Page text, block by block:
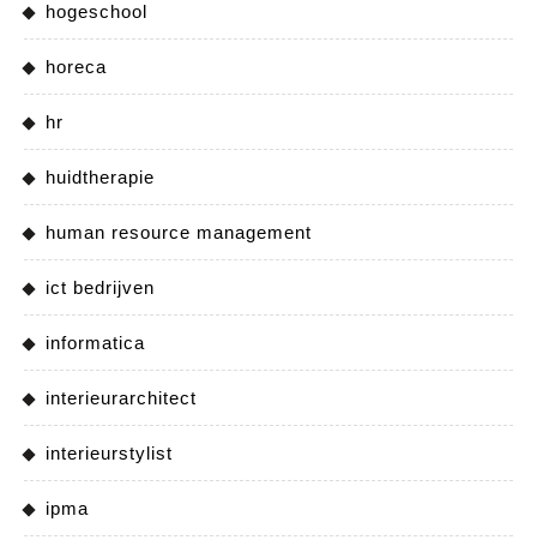
hogeschool
horeca
hr
huidtherapie
human resource management
ict bedrijven
informatica
interieurarchitect
interieurstylist
ipma